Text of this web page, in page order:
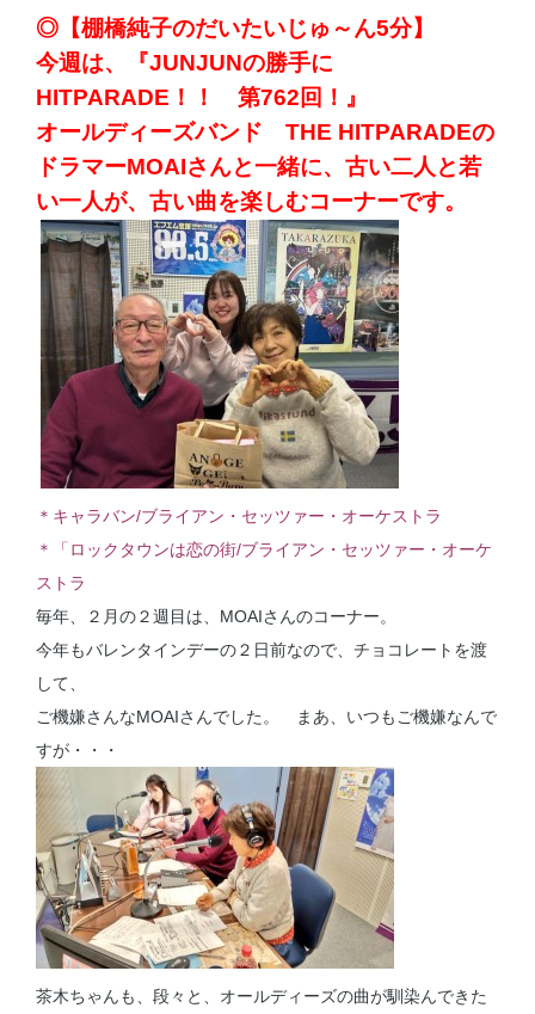
◎【棚橋純子のだいたいじゅ～ん5分】
今週は、『JUNJUNの勝手に
HITPARADE！！ 第762回！』
オールディーズバンド THE HITPARADEの
ドラマーMOAIさんと一緒に、古い二人と若
い一人が、古い曲を楽しむコーナーです。
＊キャラバン/ブライアン・セッツァー・オーケストラ
＊「ロックタウンは恋の街/ブライアン・セッツァー・オーケ
ストラ
毎年、２月の２週目は、MOAIさんのコーナー。
今年もバレンタインデーの２日前なので、チョコレートを渡
して、
ご機嫌さんなMOAIさんでした。 まあ、いつもご機嫌なんで
すが・・・
茶木ちゃんも、段々と、オールディーズの曲が馴染んできた